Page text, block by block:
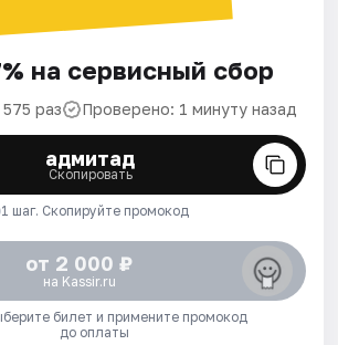
на сервисный сбор
раз Проверено: 1 минуту назад
адмитад
Скопировать
1 шаг. Скопируйте промокод
от 2 000 ₽
на Kassir.ru
билет и примените промокод
до оплаты